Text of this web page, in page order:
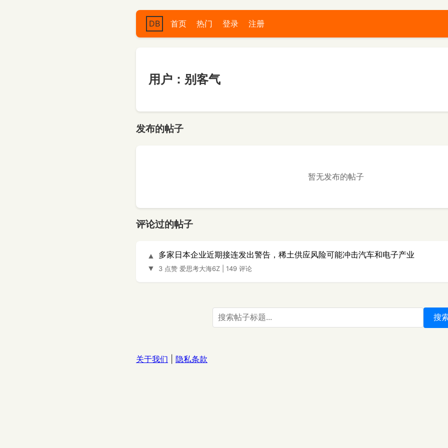
DB 首页 热门 登录 注册
用户：别客气
发布的帖子
暂无发布的帖子
评论过的帖子
▲
▼
多家日本企业近期接连发出警告，稀土供应风险可能冲击汽车和电子产业
3 点赞 爱思考大海6Z 149 评论
搜
关于我们 隐私条款